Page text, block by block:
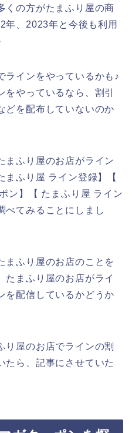
くの方がたまふり屋の商
、2023年と今後も利用
ラインをやっているかも♪
やっているなら、割引
どを配布していないのか
まふり屋のお店がライン
まふり屋 ライン登録】【
ン】【 たまふり屋 ライン
べてみることにしまし
まふり屋のお店のことを
たまふり屋のお店がライ
を配信しているかどうか
り屋のお店でラインの割
たら、記事にさせていた